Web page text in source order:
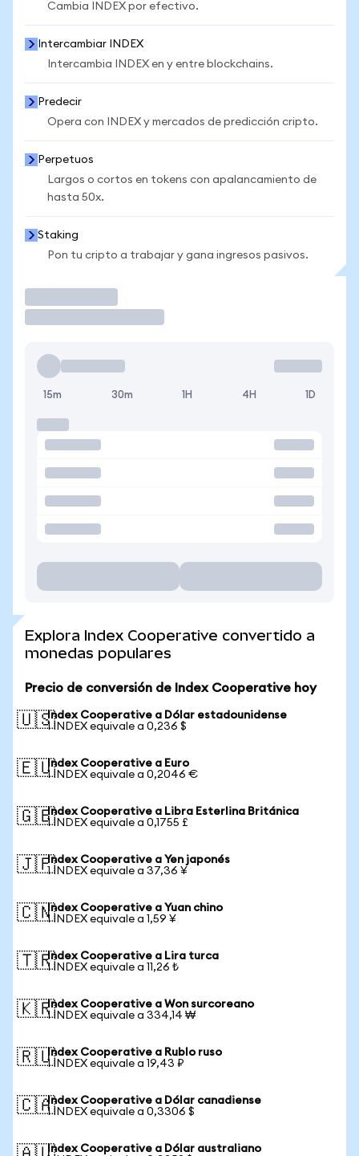
Cambia INDEX por efectivo.
Intercambiar INDEX
Intercambia INDEX en y entre blockchains.
Predecir
Opera con INDEX y mercados de predicción cripto.
Perpetuos
Largos o cortos en tokens con apalancamiento de
hasta 50x.
Staking
Pon tu cripto a trabajar y gana ingresos pasivos.
15m 30m 1H 4H 1D
Explora Index Cooperative convertido a
monedas populares
Precio de conversión de Index Cooperative hoy
🇺🇸Index Cooperative a Dólar estadounidense
1 INDEX equivale a 0,236 $
🇪🇺Index Cooperative a Euro
1 INDEX equivale a 0,2046 €
🇬🇧Index Cooperative a Libra Esterlina Británica
1 INDEX equivale a 0,1755 £
🇯🇵Index Cooperative a Yen japonés
1 INDEX equivale a 37,36 ¥
🇨🇳Index Cooperative a Yuan chino
1 INDEX equivale a 1,59 ¥
🇹🇷Index Cooperative a Lira turca
1 INDEX equivale a 11,26 ₺
🇰🇷Index Cooperative a Won surcoreano
1 INDEX equivale a 334,14 ₩
🇷🇺Index Cooperative a Rublo ruso
1 INDEX equivale a 19,43 ₽
🇨🇦Index Cooperative a Dólar canadiense
1 INDEX equivale a 0,3306 $
Index Cooperative a Dólar australiano